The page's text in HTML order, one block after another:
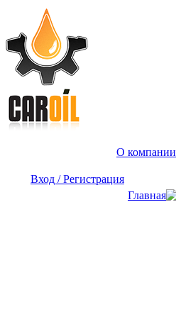
О компании
Вход / Регистрация
Главная